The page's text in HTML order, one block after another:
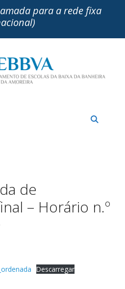
para a rede fixa
de
– Horário n.º
Descarregar